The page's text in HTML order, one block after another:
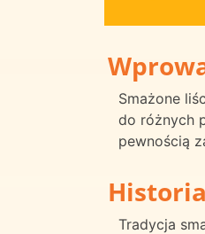
Smażone
do różnych
pewnością
Historia
Tradycja